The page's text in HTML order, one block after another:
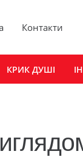
Контакти
КРИК ДУШІ